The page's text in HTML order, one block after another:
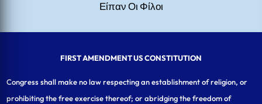
Είπαν Οι Φίλοι
FIRST AMENDMENT US CONSTITUTION
Congress shall make no law respecting an establishment of religion, or
prohibiting the free exercise thereof; or abridging the freedom of